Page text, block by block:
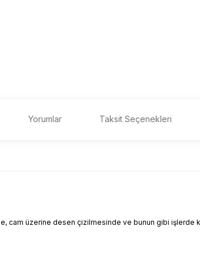
Yorumlar Taksit Seçenekleri
cam üzerine desen çizilmesinde ve bunun gibi işlerde